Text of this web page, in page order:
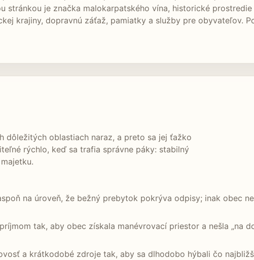
stránkou je značka malokarpatského vína, historické prostredie
krajiny, dopravnú záťaž, pamiatky a služby pre obyvateľov.
dôležitých oblastiach naraz, a preto sa jej ťažko
rýchlo, keď sa trafia správne páky: stabilný
na úroveň, že bežný prebytok pokrýva odpisy; inak obec
tak, aby obec získala manévrovací priestor a nešla „na
a krátkodobé zdroje tak, aby sa dlhodobo hýbali čo